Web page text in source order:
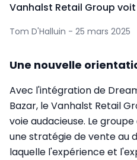
Vanhalst Retail Group
Tom D'Halluin - 25 mars 2025
Une nouvelle
Avec l'intégration de
Bazar, le Vanhalst Retail
voie audacieuse. Le
une stratégie de vente au
laquelle l'expérience et